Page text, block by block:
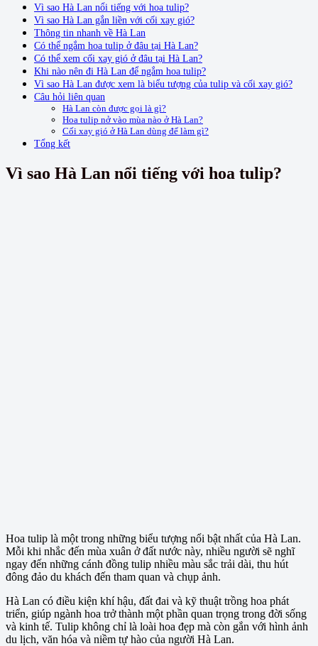
Vì sao Hà Lan nổi tiếng với hoa tulip?
Vì sao Hà Lan gắn liền với cối xay gió?
Thông tin nhanh về Hà Lan
Có thể ngắm hoa tulip ở đâu tại Hà Lan?
Có thể xem cối xay gió ở đâu tại Hà Lan?
Khi nào nên đi Hà Lan để ngắm hoa tulip?
Vì sao Hà Lan được xem là biểu tượng của tulip và cối xay gió?
Câu hỏi liên quan
Hà Lan còn được gọi là gì?
Hoa tulip nở vào mùa nào ở Hà Lan?
Cối xay gió ở Hà Lan dùng để làm gì?
Tổng kết
Vì sao Hà Lan nổi tiếng với hoa tulip?
Hoa tulip là một trong những biểu tượng nổi bật nhất của Hà Lan.
Mỗi khi nhắc đến mùa xuân ở đất nước này, nhiều người sẽ nghĩ
ngay đến những cánh đồng tulip nhiều màu sắc trải dài, thu hút
đông đảo du khách đến tham quan và chụp ảnh.
Hà Lan có điều kiện khí hậu, đất đai và kỹ thuật trồng hoa phát
triển, giúp ngành hoa trở thành một phần quan trọng trong đời sống
và kinh tế. Tulip không chỉ là loài hoa đẹp mà còn gắn với hình ảnh
du lịch, văn hóa và niềm tự hào của người Hà Lan.